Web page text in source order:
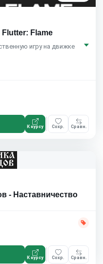
Flutter: Flame
игру на движке
К курсу Сохр. Сравн.
- Наставничество
К курсу Сохр. Сравн.